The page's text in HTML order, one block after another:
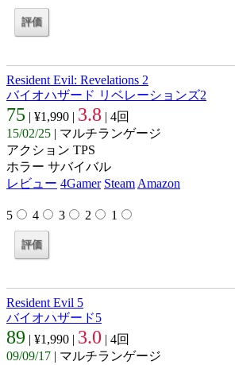
Resident Evil: Revelations 2
バイオハザード リベレーションズ2
75 | ¥1,990 | 3.8 | 4回
15/02/25 | マルチランゲージ
アクション TPS
ホラー サバイバル
レビュー 4Gamer Steam Amazon
5 4 3 2 1
Resident Evil 5
バイオハザード5
89 | ¥1,990 | 3.0 | 4回
09/09/17 | マルチランゲージ